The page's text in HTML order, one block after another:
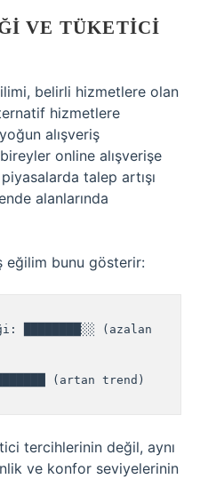
VE TÜKETICI
belirli hizmetlere olan
hizmetlere
alışveriş
online alışverişe
talep artışı
alanlarında
eğilim bunu gösterir:
████████░░ (azalan
(artan trend)
tercihlerinin değil, aynı
ve konfor seviyelerinin